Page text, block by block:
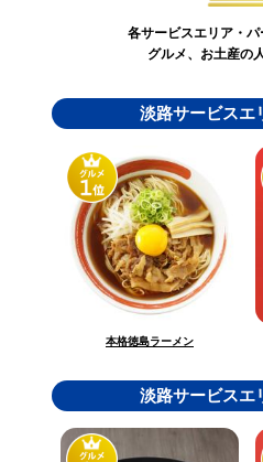
各サービスエリア・
グルメ、お土産の
淡路サービスエ
本格徳島ラーメン
淡路サービスエ